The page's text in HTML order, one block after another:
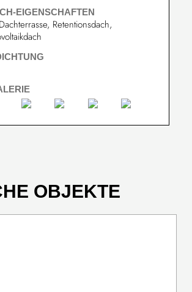
EIGENSCHAFTEN
Retentionsdach,
OBJEKTE